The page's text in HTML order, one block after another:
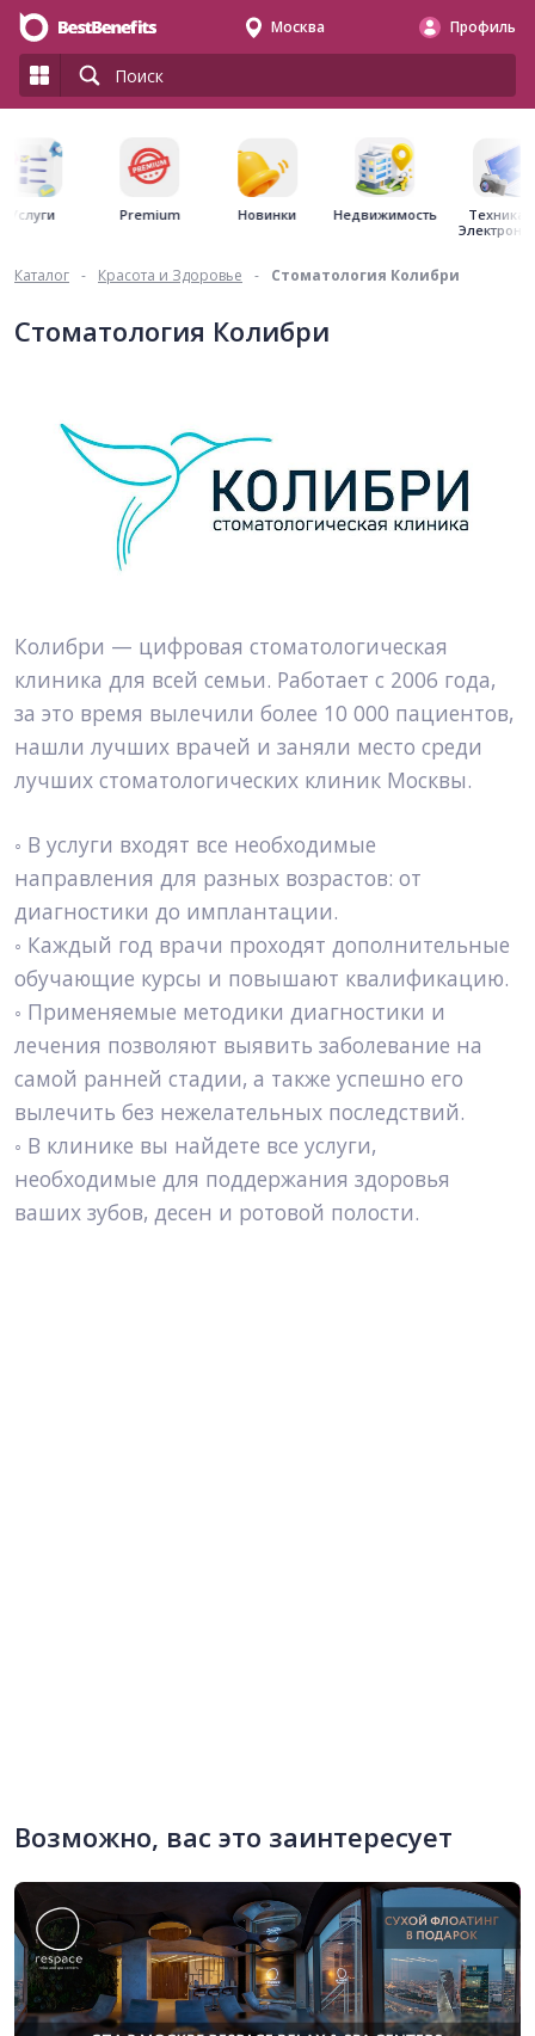
Москва Профиль
Услуги Premium Новинки Недвижимость
Техника
Каталог - Красота и Здоровье - Стоматология Колибри
Стоматология Колибри
Колибри — цифровая стоматологическая
клиника для всей семьи. Работает с 2006 года,
за это время вылечили более 10 000 пациентов,
нашли лучших врачей и заняли место среди
лучших стоматологических клиник Москвы.
◦ В услуги входят все необходимые
направления для разных возрастов: от
диагностики до имплантации.
◦ Каждый год врачи проходят дополнительные
обучающие курсы и повышают квалификацию.
◦ Применяемые методики диагностики и
лечения позволяют выявить заболевание на
самой ранней стадии, а также успешно его
вылечить без нежелательных последствий.
◦ В клинике вы найдете все услуги,
необходимые для поддержания здоровья
ваших зубов, десен и ротовой полости.
Возможно, вас это заинтересует